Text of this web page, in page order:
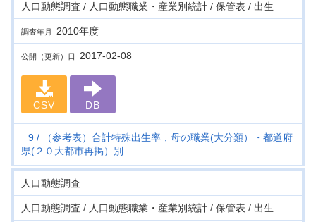
人口動態調査 / 人口動態職業・産業別統計 / 保管表 / 出生
調査年月 2010年度
公開（更新）日 2017-02-08
CSV DB
9
（参考表）合計特殊出生率，母の職業(大分類）・都道府
県(２０大都市再掲）別
人口動態調査
人口動態調査 / 人口動態職業・産業別統計 / 保管表 / 出生